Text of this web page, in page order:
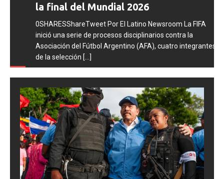
la final del Mundial 2026
0SHARESShareTweet Por El Latino Newsroom La FIFA
inició una serie de procesos disciplinarios contra la
Asociación del Fútbol Argentino (AFA), cuatro integrantes
de la selección[...]